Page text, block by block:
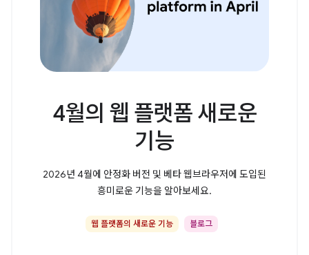
4월의 웹 플랫폼 새로운
기능
2026년 4월에 안정화 버전 및 베타 웹브라우저에 도입된
흥미로운 기능을 알아보세요.
웹 플랫폼의 새로운 기능 블로그